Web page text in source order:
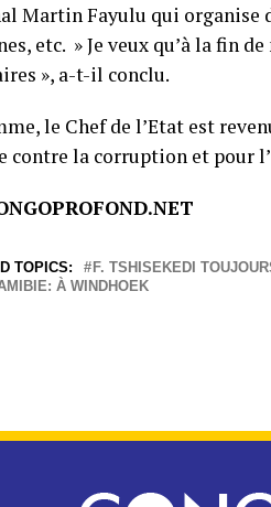
Martin Fayulu qui organise
etc. » Je veux qu’à la fin
», a-t-il conclu.
le Chef de l’Etat est
contre la corruption et pour
TOPICS:
F. TSHISEKEDI
À WINDHOEK